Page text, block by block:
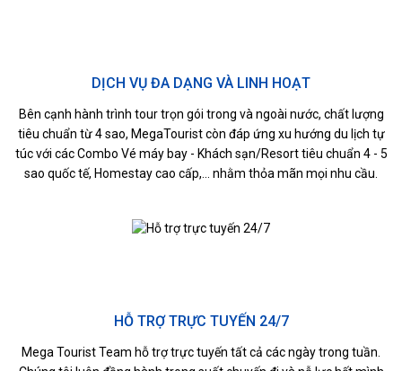
DỊCH VỤ ĐA DẠNG VÀ LINH HOẠT
Bên cạnh hành trình tour trọn gói trong và ngoài nước, chất lượng
tiêu chuẩn từ 4 sao, MegaTourist còn đáp ứng xu hướng du lịch tự
túc với các Combo Vé máy bay - Khách sạn/Resort tiêu chuẩn 4 - 5
sao quốc tế, Homestay cao cấp,... nhằm thỏa mãn mọi nhu cầu.
HỖ TRỢ TRỰC TUYẾN 24/7
Mega Tourist Team hỗ trợ trực tuyến tất cả các ngày trong tuần.